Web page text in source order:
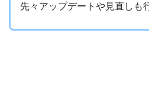
先々アップデートや見直しも